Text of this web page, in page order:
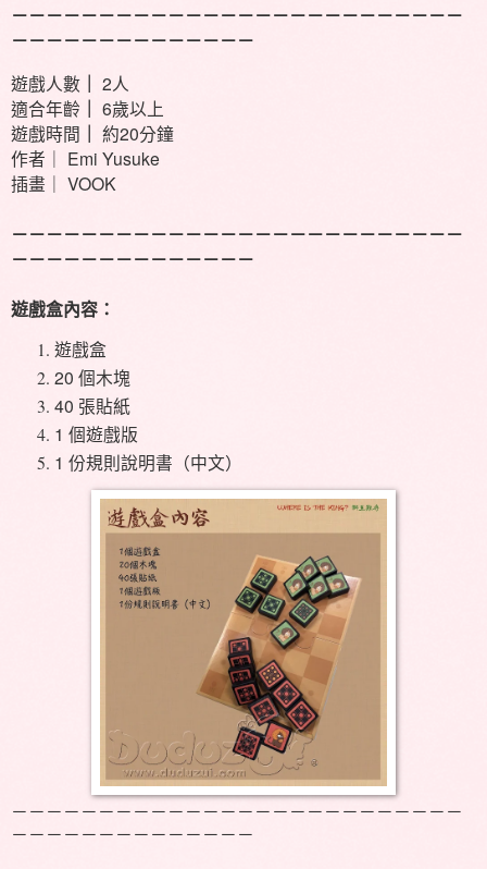
－－－－－－－－－－－－－－－－－－－－－－－－－－
－－－－－－－－－－－－－－
遊戲人數 ｜ 2人
適合年齡 ｜ 6歲以上
遊戲時間 ｜ 約20分鐘
作者｜ Emi Yusuke
插畫｜ VOOK
－－－－－－－－－－－－－－－－－－－－－－－－－－
－－－－－－－－－－－－－－
遊戲盒內容：
遊戲盒
20 個木塊
40 張貼紙
1 個遊戲版
1 份規則說明書（中文）
－－－－－－－－－－－－－－－－－－－－－－－－－－
－－－－－－－－－－－－－－